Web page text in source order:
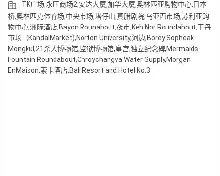
TK广场,永旺商场2,安达大厦,加华大厦,奥林匹亚购物中心,日本
桥,奥林匹克体育场,中央市场,塔仔山,真腊剧院,乌亚西市场,苏利亚购
物中心,洲际酒店,Bayon Rounabout,夜市,Keh Nor Roundabout,干丹
市场（KandalMarket),Norton University,河边,Borey Sopheak
Mongkul,21杀人博物馆,监狱博物馆,皇宫,独立纪念碑,Mermaids
Fountain Roundabout,Chroychangva Water Supply,Morgan
EnMaison,索卡酒店,Bali Resort and Hotel No.3